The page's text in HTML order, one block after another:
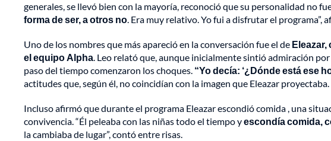
generales, se llevó bien con la mayoría, reconoció que su personalidad no
forma de ser, a otros no. Era muy relativo. Yo fui a disfrutar el programa”,
Uno de los nombres que más apareció en la conversación fue el de
el equipo Alpha. Leo relató que, aunque inicialmente sintió admiración
paso del tiempo comenzaron los choques. “Yo decía: ‘¿Dónde está ese
actitudes que, según él, no coincidían con la imagen que Eleazar proyectaba.
Incluso afirmó que durante el programa Eleazar escondió comida , una
convivencia. “Él peleaba con las niñas todo el tiempo yescondía comida,
la cambiaba de lugar”, contó entre risas.